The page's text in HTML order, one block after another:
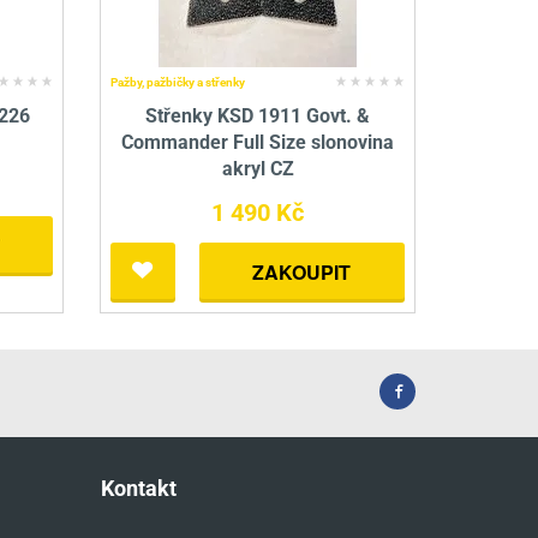
Pažby, pažbičky a střenky
Střenky KSD 1911 Govt. &
Commander Full Size slonovina
akryl CZ
1 490 Kč
ZAKOUPIT
Kontakt